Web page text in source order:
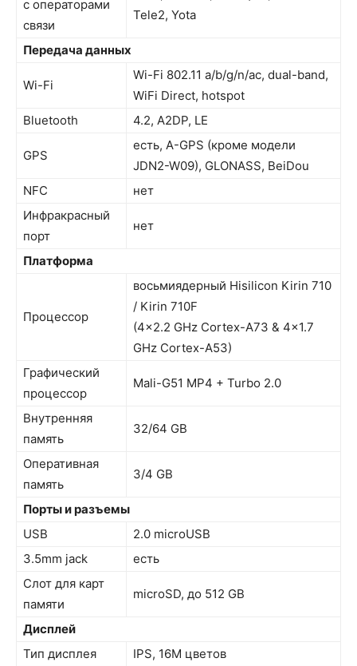
с операторами
связи
Tele2, Yota
Передача данных
Wi-Fi
Wi-Fi 802.11 a/b/g/n/ac, dual-band,
WiFi Direct, hotspot
Bluetooth
4.2, A2DP, LE
GPS
есть, A-GPS (кроме модели
JDN2-W09), GLONASS, BeiDou
NFC
нет
Инфракрасный
порт
нет
Платформа
Процессор
восьмиядерный Hisilicon Kirin 710
/ Kirin 710F
(4×2.2 GHz Cortex-A73 & 4×1.7
GHz Cortex-A53)
Графический
процессор
Mali-G51 MP4 + Turbo 2.0
Внутренняя
память
32/64 GB
Оперативная
память
3/4 GB
Порты и разъемы
USB
2.0 microUSB
3.5mm jack
есть
Слот для карт
памяти
microSD, до 512 GB
Дисплей
Тип дисплея
IPS, 16M цветов